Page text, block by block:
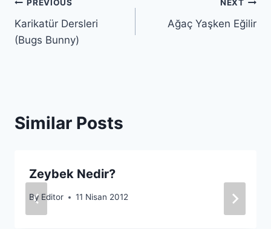
Yazı
gezinmesi
PREVIOUS
Karikatür Dersleri
(Bugs Bunny)
NEXT
Ağaç Yaşken Eğilir
Similar Posts
Zeybek Nedir?
By Editor 11 Nisan 2012